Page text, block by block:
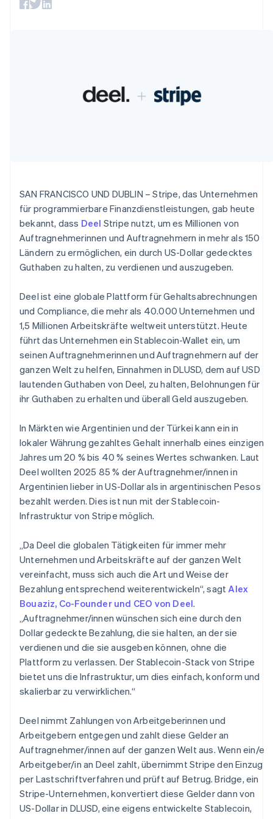
Betrugsprävention
Online-Identitätsprüfung
SAN FRANCISCO UND DUBLIN – Stripe, das Unternehmen
für programmierbare Finanzdienstleistungen, gab heute
bekannt, dass Deel Stripe nutzt, um es Millionen von
Auftragnehmerinnen und Auftragnehmern in mehr als 150
Ländern zu ermöglichen, ein durch US-Dollar gedecktes
Guthaben zu halten, zu verdienen und auszugeben.
Deel ist eine globale Plattform für Gehaltsabrechnungen
und Compliance, die mehr als 40.000 Unternehmen und
1,5 Millionen Arbeitskräfte weltweit unterstützt. Heute
führt das Unternehmen ein Stablecoin-Wallet ein, um
seinen Auftragnehmerinnen und Auftragnehmern auf der
ganzen Welt zu helfen, Einnahmen in DLUSD, dem auf USD
lautenden Guthaben von Deel, zu halten, Belohnungen für
ihr Guthaben zu erhalten und überall Geld auszugeben.
In Märkten wie Argentinien und der Türkei kann ein in
lokaler Währung gezahltes Gehalt innerhalb eines einzigen
Jahres um 20 % bis 40 % seines Wertes schwanken. Laut
Deel wollten 2025 85 % der Auftragnehmer/innen in
Argentinien lieber in US-Dollar als in argentinischen Pesos
bezahlt werden. Dies ist nun mit der Stablecoin-
Infrastruktur von Stripe möglich.
„Da Deel die globalen Tätigkeiten für immer mehr
Unternehmen und Arbeitskräfte auf der ganzen Welt
vereinfacht, muss sich auch die Art und Weise der
Bezahlung entsprechend weiterentwickeln“, sagtAlex
Bouaziz, Co-Founder und CEO von Deel.
„Auftragnehmer/innen wünschen sich eine durch den
Dollar gedeckte Bezahlung, die sie halten, an der sie
verdienen und die sie ausgeben können, ohne die
Plattform zu verlassen. Der Stablecoin-Stack von Stripe
bietet uns die Infrastruktur, um dies einfach, konform und
skalierbar zu verwirklichen.“
Deel nimmt Zahlungen von Arbeitgeberinnen und
Arbeitgebern entgegen und zahlt diese Gelder an
Auftragnehmer/innen auf der ganzen Welt aus. Wenn ein/e
Arbeitgeber/in an Deel zahlt, übernimmt Stripe den Einzug
per Lastschriftverfahren und prüft auf Betrug. Bridge, ein
Stripe-Unternehmen, konvertiert diese Gelder dann von
US-Dollar in DLUSD, eine eigens entwickelte Stablecoin,
Australien
English
Belgien
NederlandsFrançais Deutsch English
Brasilien
Bulgarien
English
Dänemark
English
Deutschland
DeutschEnglish
Estland
English
Finnland
EnglishSvenska
Frankreich
Français English
Gibraltar
English
Griechenland
English
Indien
English
Irland
English
Japan
日本語English
Kanada
English Français
Kroatien
EnglishItaliano
Lettland
English